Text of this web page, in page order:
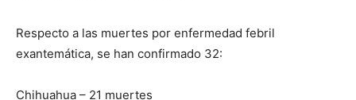
Respecto a las muertes por enfermedad febril
exantemática, se han confirmado 32:
Chihuahua – 21 muertes